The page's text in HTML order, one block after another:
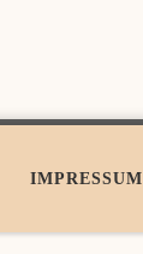
IMPRESSUM